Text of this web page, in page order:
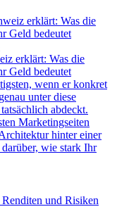
erklärt: Was die
Geld bedeutet
wenn er konkret
unter diese
abdeckt.
Marketingseiten
hinter einer
wie stark Ihr